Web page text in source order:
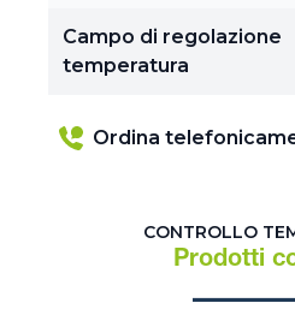
Campo di regolazione
temperatura
Ordina
CONTROLLO
Prodotti